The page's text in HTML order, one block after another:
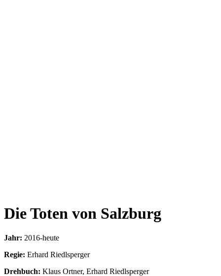
Die Toten von Salzburg
Jahr: 2016-heute
Regie: Erhard Riedlsperger
Drehbuch: Klaus Ortner, Erhard Riedlsperger